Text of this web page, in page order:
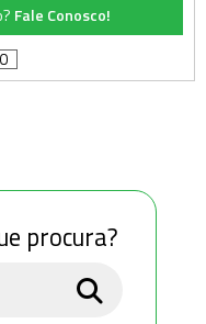
Fale Conosco!
procura?